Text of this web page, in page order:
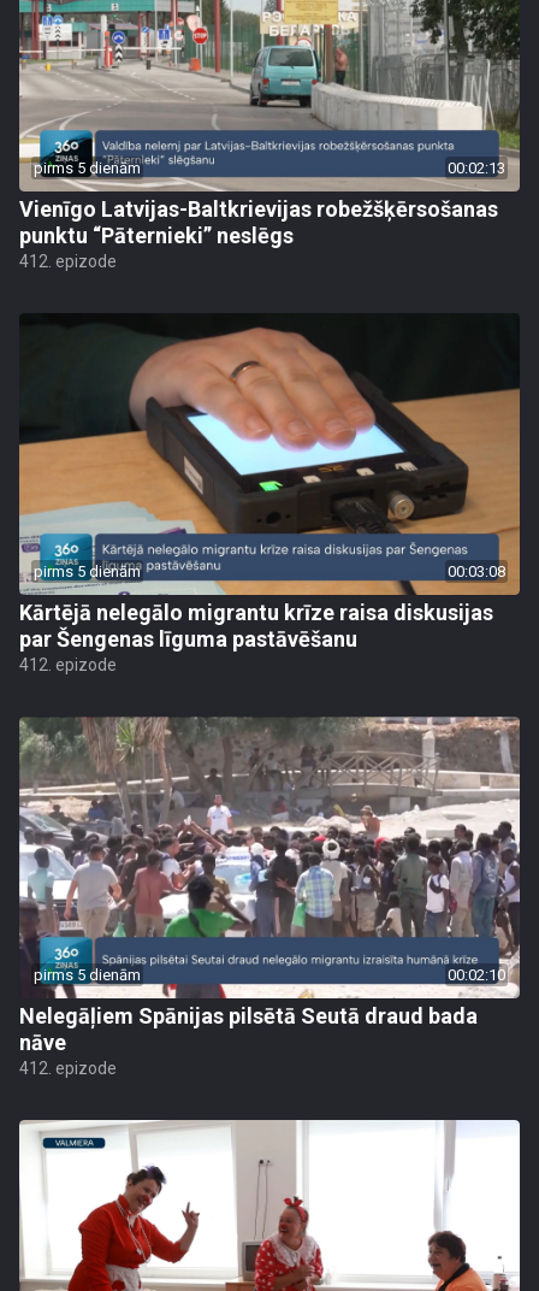
pirms 5 dienām 00:02:13
Vienīgo Latvijas-Baltkrievijas robežšķērsošanas
punktu “Pāternieki” neslēgs
412. epizode
pirms 5 dienām 00:03:08
Kārtējā nelegālo migrantu krīze raisa diskusijas
par Šengenas līguma pastāvēšanu
412. epizode
pirms 5 dienām 00:02:10
Nelegāļiem Spānijas pilsētā Seutā draud bada
nāve
412. epizode